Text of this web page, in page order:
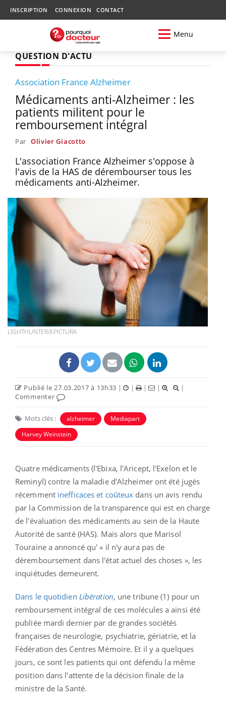
INSCRIPTION CONNEXION CONTACT
Menu
QUESTION D'ACTU
Association France Alzheimer
Médicaments anti-Alzheimer : les
patients militent pour le
remboursement intégral
Par Olivier Giacotto
L'association France Alzheimer s'oppose à
l'avis de la HAS de dérembourser tous les
médicaments anti-Alzheimer.
LIGHTHUNTER/EPICTURA
Publié le 27.03.2017 à 13h33 | | | |
|
Commenter
Mots clés : alzheimer
Mediapart
Harvey Weinstein
Quatre médicaments (l'Ebixa, l'Aricept, l'Exelon et le
Reminyl) contre la maladie d'Alzheimer ont été jugés
récemment inefficaces et coûteux dans un avis rendu
par la Commission de la transparence qui est en charge
de l'évaluation des médicaments au sein de la Haute
Autorité de santé (HAS). Mais alors que Marisol
Touraine a annoncé qu' « il n'y aura pas de
déremboursement dans l'état actuel des choses », les
inquiétudes demeurent.
Dans le quotidien Libération, une tribune (1) pour un
remboursement intégral de ces molécules a ainsi été
publiée mardi dernier par de grandes sociétés
françaises de neurologie, psychiatrie, gériatrie, et la
Fédération des Centres Mémoire. Et il y a quelques
jours, ce sont les patients qui ont défendu la même
position dans l'attente de la décision finale de la
ministre de la Santé.